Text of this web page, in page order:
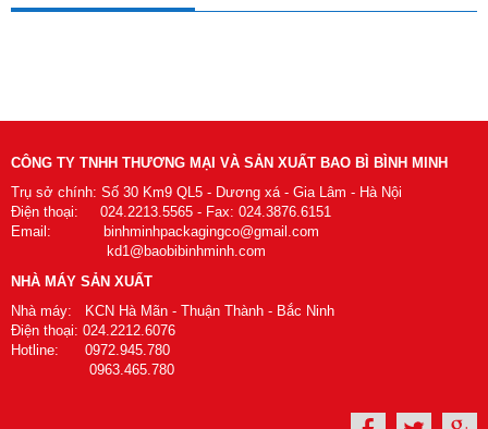
CÔNG TY TNHH THƯƠNG MẠI VÀ SẢN XUẤT BAO BÌ BÌNH MINH
Trụ sở chính: Số 30 Km9 QL5 - Dương xá - Gia Lâm - Hà Nội
Điện thoại: 024.2213.5565 - Fax: 024.3876.6151
Email: binhminhpackagingco@gmail.com
kd1@baobibinhminh.com
NHÀ MÁY SẢN XUẤT
Nhà máy: KCN Hà Mãn - Thuận Thành - Bắc Ninh
Điện thoại: 024.2212.6076
Hotline: 0972.945.780
0963.465.780